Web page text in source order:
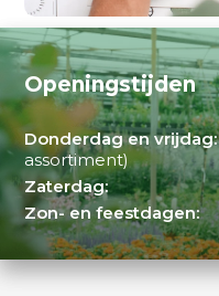
Openingstijden
Donderdag en vrijdag:
assortiment)
Zaterdag:
Zon- en feestdagen: